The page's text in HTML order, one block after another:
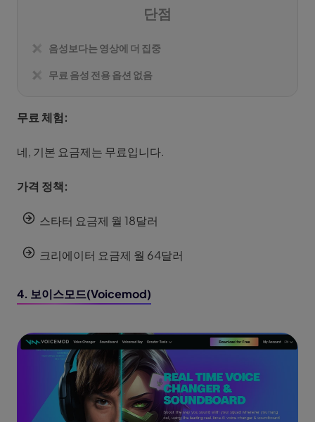
단점
음성보다는 영상에 더 집중
무료 음성 전용 옵션 없음
무료 체험:
네, 기본 요금제는 무료입니다.
가격 정책:
스타터 요금제 월 18달러
크리에이터 요금제 월 64달러
4. 보이스모드(Voicemod)